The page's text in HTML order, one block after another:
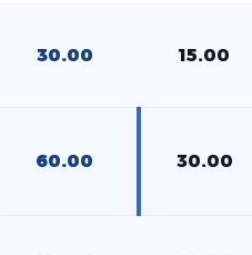
15.00
30.00
30.00
60.00